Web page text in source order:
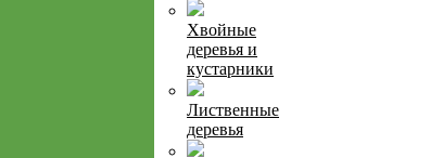
Хвойные
деревья и
кустарники
Лиственные
деревья